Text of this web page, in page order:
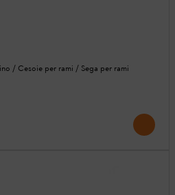
/ Cesoie per rami / Sega per rami